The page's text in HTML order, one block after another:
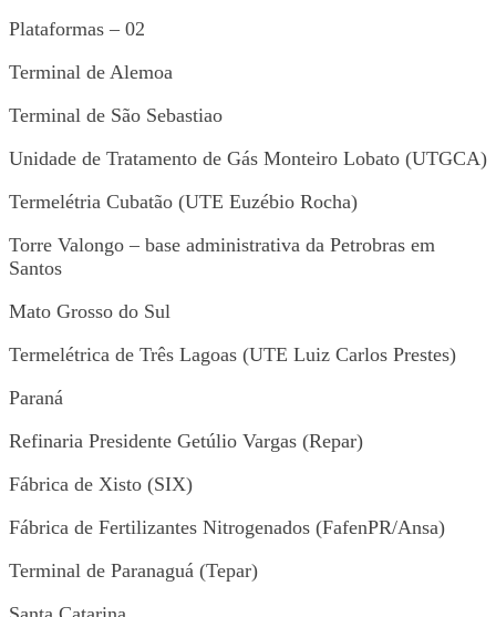
Plataformas – 02
Terminal de Alemoa
Terminal de São Sebastiao
Unidade de Tratamento de Gás Monteiro Lobato (UTGCA)
Termelétria Cubatão (UTE Euzébio Rocha)
Torre Valongo – base administrativa da Petrobras em
Santos
Mato Grosso do Sul
Termelétrica de Três Lagoas (UTE Luiz Carlos Prestes)
Paraná
Refinaria Presidente Getúlio Vargas (Repar)
Fábrica de Xisto (SIX)
Fábrica de Fertilizantes Nitrogenados (FafenPR/Ansa)
Terminal de Paranaguá (Tepar)